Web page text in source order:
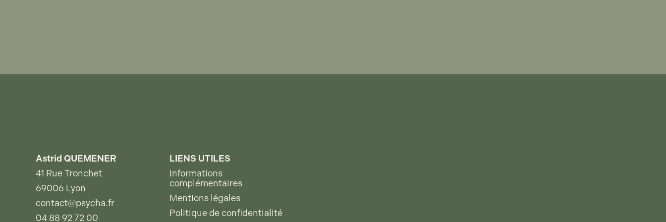
Astrid QUEMENER
41 Rue Tronchet
69006 Lyon
contact@psycha.fr
04 88 92 72 00
LIENS UTILES
Informations
complémentaires
Mentions légales
Politique de confidentialité